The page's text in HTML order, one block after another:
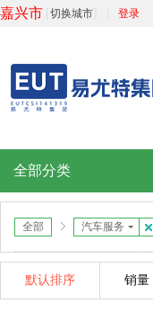
嘉兴市 切换城市 登录
全部分类
全部 汽车服务
默认排序 销量